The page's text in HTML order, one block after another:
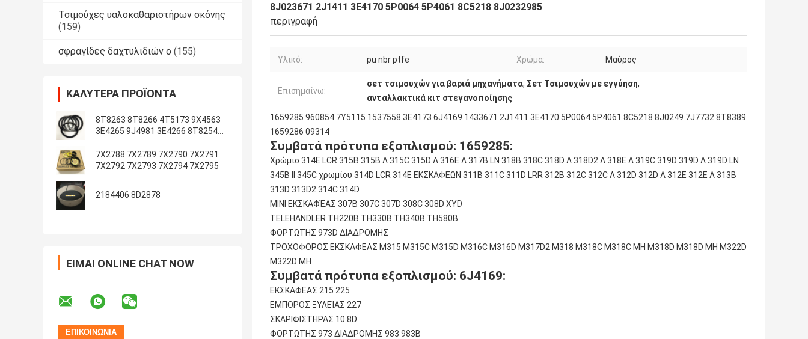
Τσιμούχες υαλοκαθαριστήρων σκόνης
(159)
σφραγίδες δαχτυλιδιών ο (155)
ΚΑΛΎΤΕΡΑ ΠΡΟΪΌΝΤΑ
8T8263 8T8266 4T5173 9X4563
3E4265 9J4981 3E4266 8T8254
7X2788 7X2789 7X2790 7X2791
7X2792 7X2793 7X2794 7X2795
2184406 8D2878
ΕΊΜΑΙ ONLINE CHAT NOW
8J023671 2J1411 3E4170 5P0064 5P4061 8C5218 8J0232985
περιγραφή
Υλικό: pu nbr ptfe Χρώμα: Μαύρος
Επισημαίνω:
σετ τσιμουχών για βαριά μηχανήματα, Σετ Τσιμουχών με εγγύηση,
ανταλλακτικά κιτ στεγανοποίησης
1659285 960854 7Y5115 1537558 3E4173 6J4169 1433671 2J1411 3E4170 5P0064 5P4061 8C5218 8J0249 7J7732 8T8389
1659286 09314
Συμβατά πρότυπα εξοπλισμού: 1659285:
Χρώμιο 314E LCR 315B 315B Λ 315C 315D Λ 316E Λ 317B LN 318B 318C 318D Λ 318D2 Λ 318E Λ 319C 319D 319D Λ 319D LN
345B ΙΙ 345C χρωμίου 314D LCR 314E ΕΚΣΚΑΦΕΩΝ 311B 311C 311D LRR 312B 312C 312C Λ 312D 312D Λ 312E 312E Λ 313B
313D 313D2 314C 314D
ΜΙΝΙ ΕΚΣΚΑΦΈΑΣ 307B 307C 307D 308C 308D XYD
TELEHANDLER TH220B TH330B TH340B TH580B
ΦΟΡΤΩΤΗΣ 973D ΔΙΑΔΡΟΜΗΣ
ΤΡΟΧΟΦΟΡΟΣ ΕΚΣΚΑΦΕΑΣ M315 M315C M315D M316C M316D M317D2 M318 M318C M318C MH M318D M318D MH M322D
M322D MH
Συμβατά πρότυπα εξοπλισμού: 6J4169:
ΕΚΣΚΑΦΕΑΣ 215 225
ΕΜΠΟΡΟΣ ΞΥΛΕΊΑΣ 227
ΣΚΑΡΙΦΙΣΤΗΡΑΣ 10 8D
ΦΟΡΤΩΤΗΣ 973 ΔΙΑΔΡΟΜΗΣ 983 983B